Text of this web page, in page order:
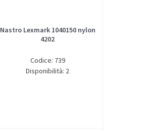
Nastro Lexmark 1040150 nylon
4202
Codice: 739
Disponibilità: 2